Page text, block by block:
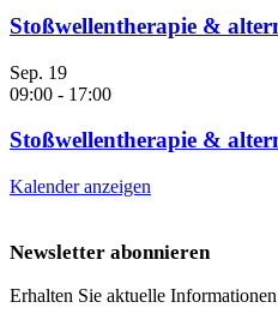
Stoßwellentherapie &
Sep. 19
09:00 - 17:00
Stoßwellentherapie &
Kalender anzeigen
Newsletter abonnieren
Erhalten Sie aktuelle